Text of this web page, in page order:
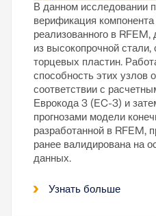
В данном исследовании
верификация
реализованного в
из высокопрочной
торцевых пластин.
способность этих узлов
соответствии с
Еврокода 3 (EC-3) и
прогнозами модели
разработанной в RFEM,
ранее валидирована на
данных.
Узнать больше